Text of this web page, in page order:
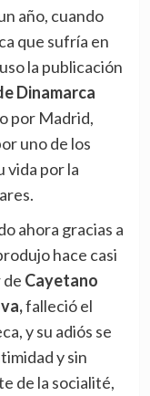
año, cuando
que sufría en
la publicación
Dinamarca
por Madrid,
uno de los
vida por la
hace casi
de Cayetano
falleció el
y su adiós se
y sin
de la socialité,